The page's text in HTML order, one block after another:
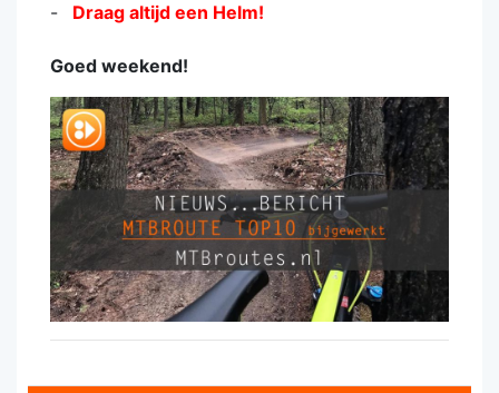
Draag altijd een Helm!
Goed weekend!